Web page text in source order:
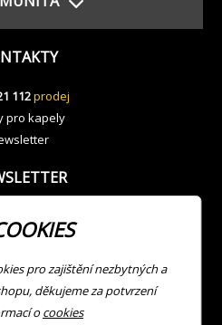
112prodej
pro kapely
pro zajištění nezbytných a
děkujeme za potvrzení
ocookies